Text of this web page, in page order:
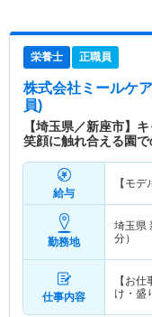
栄養士 正職員
株式会社ミールケ
員)
【埼玉県／新座市】
笑顔に触れ合える園
給与
【モデ
勤務地
埼玉県
分）
仕事内容
【お
け・盛